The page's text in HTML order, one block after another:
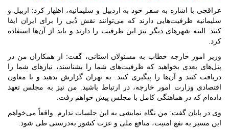
عراقچی با اشاره به سفر خود به اردبیل و سلیمانیه، اظهار کرد: اربیل و
سلیمانیه ظرفیت‌هایی دارند که می‌توانند نقش دُبی را برای ایران ایفا
کنند. البته شهرهای دیگر نیز این ظرفیت را دارند و باید از آن‌ها استفاده
کرد.
وزیر امور خارجه خطاب به مسئولان استانی، گفت: از همکاران من در
پنل‌های بعدی بخواهید که ظرفیت‌های شما را بشناسند، نیازهای شما را
دریافت کنند و آن‌ها را پیگیری کنند. به تهران گزارش بدهید و با معاون
اقتصادی وزارت امور خارجه، در ارتباط باشید. من نیز به مجلس تعهد
داده‌ام که در هماهنگی کامل با مجلس پیش خواهم رفت.
وی در پایان گفت: من نگاه نمایشی به این جلسات ندارم. واقعاً می‌خواهم
این مسیر به نفع امنیت، منافع ملی و عزت کشور به‌درستی طی شود.